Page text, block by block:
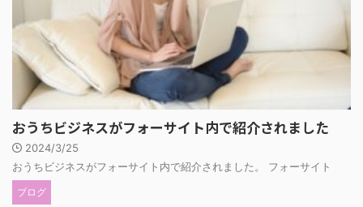
おうちビジネスがフォーサイト内で紹介されました
2024/3/25
おうちビジネスがフォーサイト内で紹介されました。 フォーサイト
ブログ